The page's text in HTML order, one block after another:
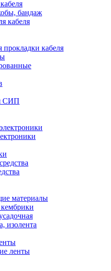
бандаж
кабеля
кабеля
СИП
материалы
изолента
ленты